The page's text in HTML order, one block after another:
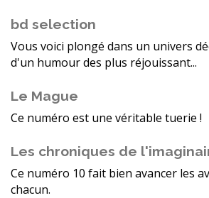
bd selection
Vous voici plongé dans un univers
d'un humour des plus réjouissant...
Le Mague
Ce numéro est une véritable tuerie !
Les chroniques de
Ce numéro 10 fait bien avancer les
chacun.